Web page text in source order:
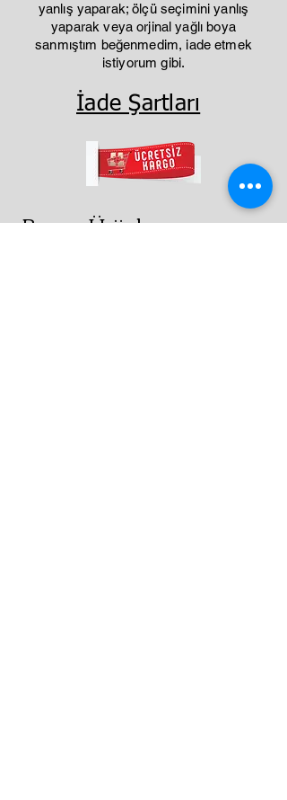
yanlış yaparak; ölçü seçimini yanlış
yaparak veya orjinal yağlı boya
sanmıştım beğenmedim, iade etmek
istiyorum gibi.
İade Şartları
Benzer Ürünler